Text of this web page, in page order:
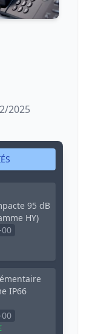
95 dB
HY)
00
IP66
00
2025